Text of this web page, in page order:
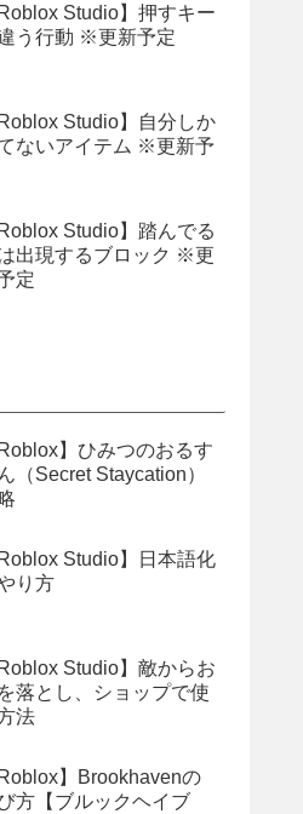
Roblox Studio】押すキー
う行動 ※更新予定
Roblox Studio】自分しか
ないアイテム ※更新予
Roblox Studio】踏んでる
出現するブロック ※更
定
Roblox】ひみつのおるす
（Secret Staycation）
Roblox Studio】日本語化
り方
Roblox Studio】敵からお
落とし、ショップで使
法
Roblox】Brookhavenの
方【ブルックヘイブ